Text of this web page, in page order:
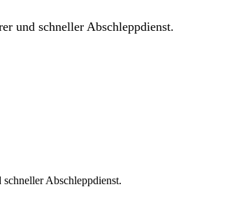
und schneller Abschleppdienst.
Abschleppdienst.